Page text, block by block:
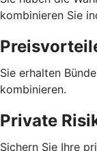
kombinieren Sie
Sie erhalten
kombinieren.
Private
Sichern Sie Ihre